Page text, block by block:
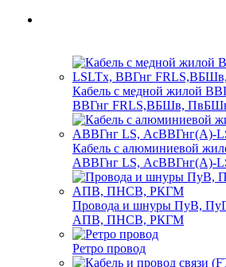
Кабель с медной жилой
ВВГнг FRLS,ВБШв,
Кабель с алюминиевой
АВВГнг LS, АсВВГнг(А)-
Провода и шнуры ПуВ,
АПВ, ПНСВ, РКГМ
Ретро провод